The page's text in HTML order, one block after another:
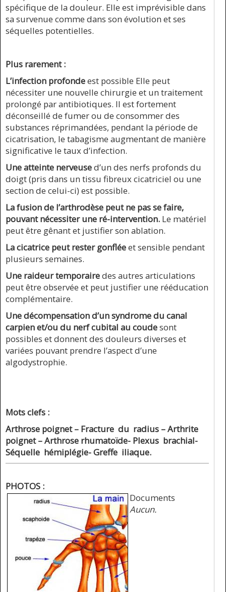
spécifique de la douleur. Elle est imprévisible dans
sa survenue comme dans son évolution et ses
séquelles potentielles.
Plus rarement :
L’infection profondeest possible Elle peut
nécessiter une nouvelle chirurgie et un traitement
prolongé par antibiotiques. Il est fortement
déconseillé de fumer ou de consommer des
substances réprimandées, pendant la période de
cicatrisation, le tabagisme augmentant de manière
significative le taux d’infection.
Une atteinte nerveused’un des nerfs profonds du
doigt (pris dans un tissu fibreux cicatriciel ou une
section de celui-ci) est possible.
La fusion de l’arthrodèse peut ne pas se faire,
pouvant nécessiter une ré-intervention. Le matériel
peut être gênant et justifier son ablation.
La cicatrice peut rester gonfléeet sensible pendant
plusieurs semaines.
Une raideur temporairedes autres articulations
peut être observée et peut justifier une rééducation
complémentaire.
Une décompensation d’un syndrome du canal
carpienet/ou du nerf cubital au coudesont
possibles et donnent des douleurs diverses et
variées pouvant prendre l’aspect d’une
algodystrophie.
Mots clefs :
Arthrose poignet – Fracture du radius – Arthrite
poignet – Arthrose rhumatoïde- Plexus brachial-
Séquelle hémiplégie- Greffe iliaque.
PHOTOS :
Documents
Aucun.